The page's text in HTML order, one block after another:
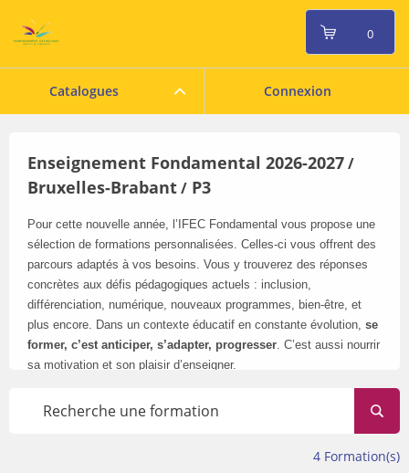
Catalogues Connexion
0
Enseignement Fondamental 2026-2027/
Bruxelles-Brabant/ P3
Pour cette nouvelle année, l’IFEC Fondamental vous propose une
sélection de formations personnalisées. Celles-ci vous offrent des
parcours adaptés à vos besoins. Vous y trouverez des réponses
concrètes aux défis pédagogiques actuels : inclusion,
différenciation, numérique, nouveaux programmes, bien-être, et
plus encore. Dans un contexte éducatif en constante évolution, se
former, c’est anticiper, s’adapter, progresser. C’est aussi nourrir
sa motivation et son plaisir d’enseigner.
évolue tout au long de l’année.
Avant de vous inscrire, veillez à prendre connaissance des
4 Formation(s)